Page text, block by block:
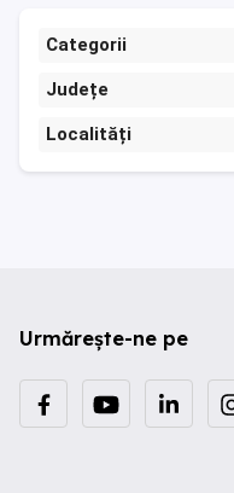
Categorii
Județe
Localități
Urmărește-ne pe